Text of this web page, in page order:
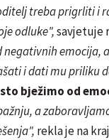
treba prigrliti i
odluke",savjetuje
negativnih emocija,
i dati mu priliku
bježimo od
a
rekla je na